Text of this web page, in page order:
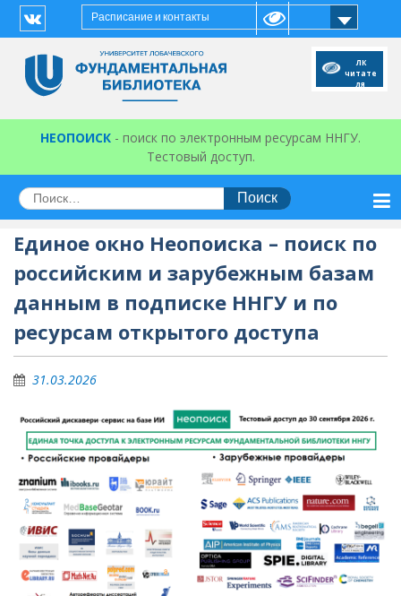
Перейти
Расписание и контакты
Vk
ЛК
читате
ля
НЕОПОИСК - поиск по электронным ресурсам ННГУ.
Тестовый доступ.
Искать:
Единое окно Неопоиска – поиск по
российским и зарубежным базам
данным в подписке ННГУ и по
ресурсам открытого доступа
31.03.2026